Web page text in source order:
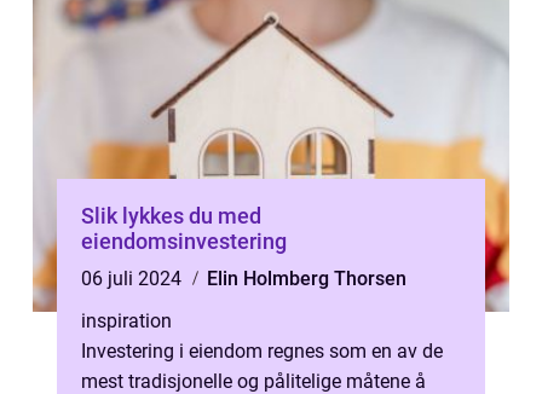
Slik lykkes du med
eiendomsinvestering
06 juli 2024
Elin Holmberg Thorsen
inspiration
Investering i eiendom regnes som en av de
mest tradisjonelle og pålitelige måtene å